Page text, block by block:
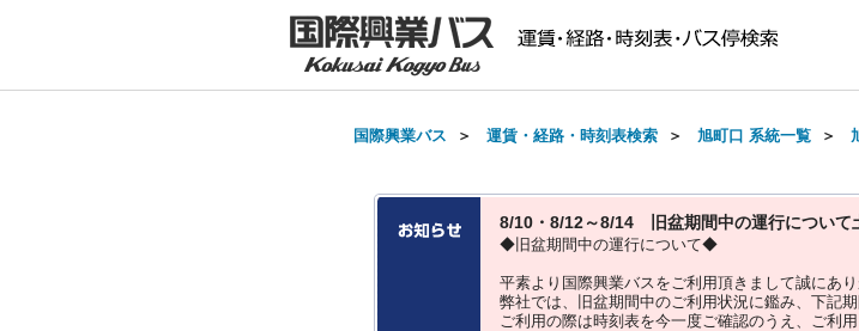
国際興業バス ＞ 運賃・経路・時刻表検索 ＞ 旭町口 系統一覧 ＞
8/10・8/12～8/14 旧盆期間中の運行について
◆旧盆期間中の運行について◆
平素より国際興業バスをご利用頂きまして誠にあり
弊社では、旧盆期間中のご利用状況に鑑み、下記
ご利用の際は時刻表を今一度ご確認のうえ、ご利